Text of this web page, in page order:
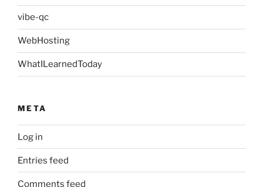
vibe-qc
WebHosting
WhatILearnedToday
META
Log in
Entries feed
Comments feed